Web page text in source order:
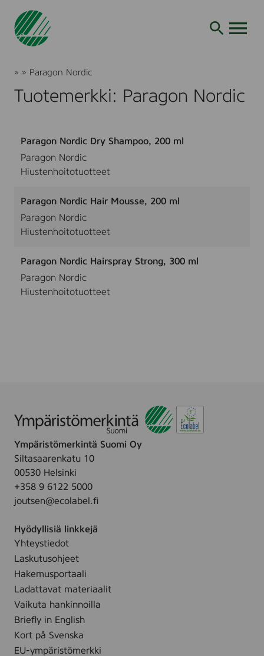
Siirry
Joutsenmerkki
» » Paragon Nordic
Tuotemerkki: Paragon Nordic
Paragon Nordic Dry Shampoo, 200 ml
Paragon Nordic
Hiustenhoitotuotteet
Paragon Nordic Hair Mousse, 200 ml
Paragon Nordic
Hiustenhoitotuotteet
Paragon Nordic Hairspray Strong, 300 ml
Paragon Nordic
Hiustenhoitotuotteet
Ympäristömerkintä Suomi Oy
Siltasaarenkatu 10
00530 Helsinki
+358 9 6122 5000
joutsen@ecolabel.fi
Hyödyllisiä linkkejä
Yhteystiedot
Laskutusohjeet
Hakemusportaali
Ladattavat materiaalit
Vaikuta hankinnoilla
Briefly in English
Kort på Svenska
EU-ympäristömerkki